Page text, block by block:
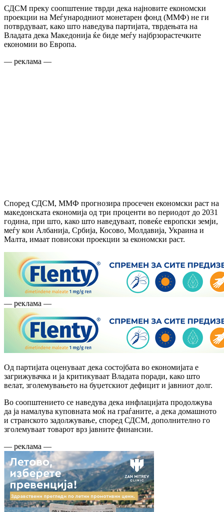
СДСМ преку соопштение тврди дека најновите економски
проекции на Меѓународниот монетарен фонд (ММФ) не ги
потврдуваат, како што наведува партијата, тврдењата на
Владата дека Македонија ќе биде меѓу најбрзорастечките
економии во Европа.
— реклама —
Според СДСМ, ММФ прогнозира просечен економски раст на
македонската економија од три проценти во периодот до 2031
година, при што, како што наведуваат, повеќе европски земји,
меѓу кои Албанија, Србија, Косово, Молдавија, Украина и
Малта, имаат повисоки проекции за економски раст.
— реклама —
Од партијата оценуваат дека состојбата во економијата е
загрижувачка и ја критикуваат Владата поради, како што
велат, зголемувањето на буџетскиот дефицит и јавниот долг.
Во соопштението се наведува дека инфлацијата продолжува
да ја намалува куповната моќ на граѓаните, а дека домашното
и странското задолжување, според СДСМ, дополнително го
зголемуваат товарот врз јавните финансии.
— реклама —